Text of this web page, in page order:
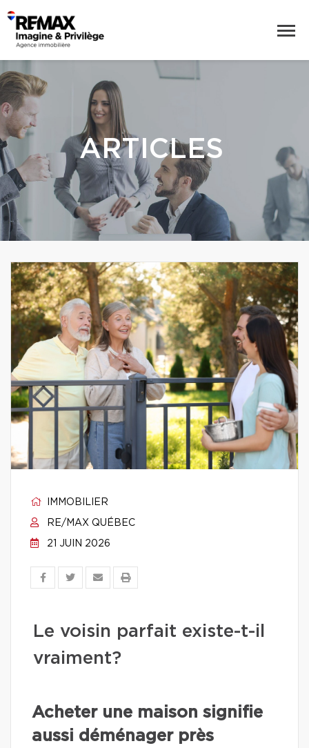
ARTICLES
IMMOBILIER
RE/MAX QUÉBEC
21 JUIN 2026
Le voisin parfait existe-t-il
vraiment?
Acheter une maison signifie
aussi déménager près